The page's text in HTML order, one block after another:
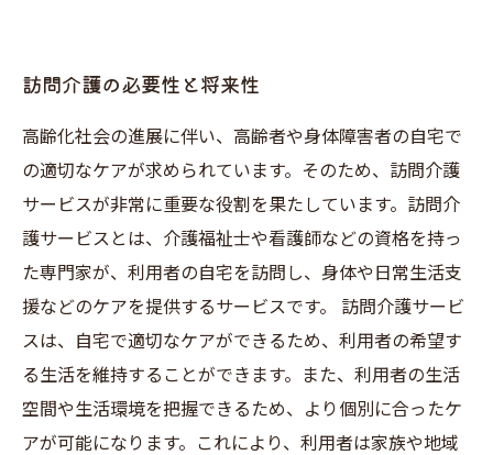
訪問介護の必要性と将来性
高齢化社会の進展に伴い、高齢者や身体障害者の自宅で
の適切なケアが求められています。そのため、訪問介護
サービスが非常に重要な役割を果たしています。訪問介
護サービスとは、介護福祉士や看護師などの資格を持っ
た専門家が、利用者の自宅を訪問し、身体や日常生活支
援などのケアを提供するサービスです。 訪問介護サービ
スは、自宅で適切なケアができるため、利用者の希望す
る生活を維持することができます。また、利用者の生活
空間や生活環境を把握できるため、より個別に合ったケ
アが可能になります。これにより、利用者は家族や地域